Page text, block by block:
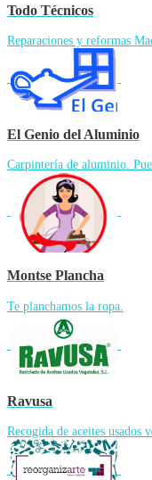
Todo Técnicos
Reparaciones y reformas
El Genio del Aluminio
Carpintería de aluminio.
Montse Plancha
Te planchamos la ropa.
Ravusa
Recogida de aceites usados